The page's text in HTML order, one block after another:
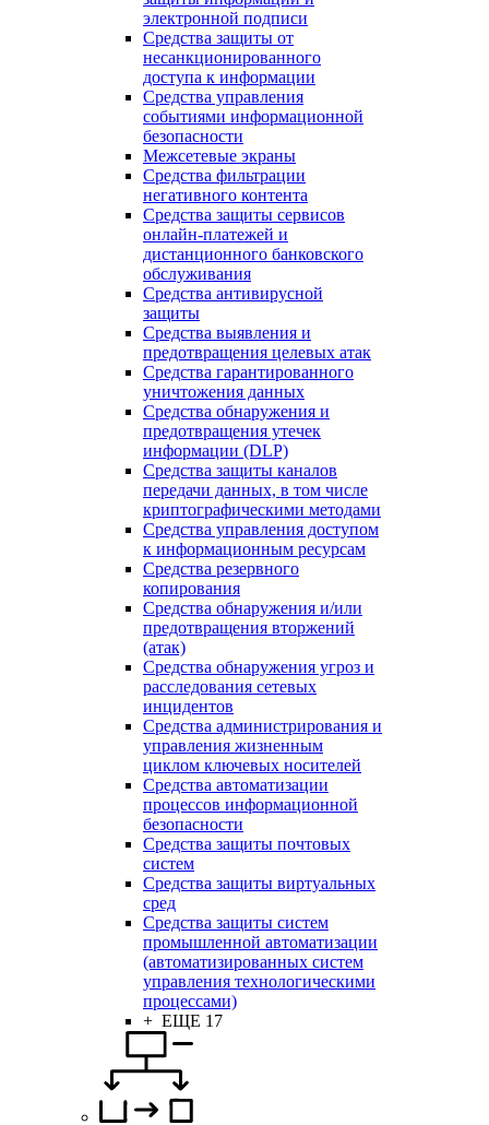
электронной подписи
Средства защиты от
несанкционированного
доступа к информации
Средства управления
событиями информационной
безопасности
Межсетевые экраны
Средства фильтрации
негативного контента
Средства защиты сервисов
онлайн-платежей и
дистанционного банковского
обслуживания
Средства антивирусной
защиты
Средства выявления и
предотвращения целевых атак
Средства гарантированного
уничтожения данных
Средства обнаружения и
предотвращения утечек
информации (DLP)
Средства защиты каналов
передачи данных, в том числе
криптографическими методами
Средства управления доступом
к информационным ресурсам
Средства резервного
копирования
Средства обнаружения и/или
предотвращения вторжений
(атак)
Средства обнаружения угроз и
расследования сетевых
инцидентов
Средства администрирования и
управления жизненным
циклом ключевых носителей
Средства автоматизации
процессов информационной
безопасности
Средства защиты почтовых
систем
Средства защиты виртуальных
сред
Средства защиты систем
промышленной автоматизации
(автоматизированных систем
управления технологическими
процессами)
+ ЕЩЕ 17